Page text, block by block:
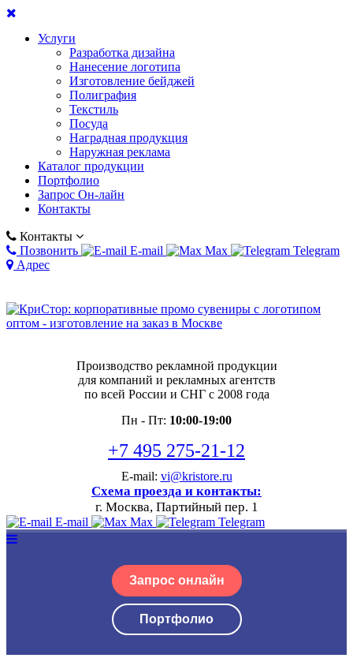
Услуги
Разработка дизайна
Нанесение логотипа
Изготовление бейджей
Полиграфия
Текстиль
Посуда
Наградная продукция
Наружная реклама
Каталог продукции
Портфолио
Запрос Он-лайн
Контакты
Контакты
Позвонить
E-mail Max
Telegram
Адрес
Производство рекламной продукции
для компаний и рекламных агентств
по всей России и СНГ с 2008 года
Пн - Пт: 10:00-19:00
+7 495 275-21-12
E-mail: vi@kristore.ru
Схема проезда и контакты:
г. Москва, Партийный пер. 1
E-mail Max Telegram
Запрос онлайн
Портфолио